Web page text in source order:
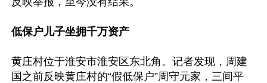
低保户儿子坐拥千万资产
黄庄村位于淮安市淮安区东北角。记者发现，周建
国之前反映黄庄村的“假低保户”周守元家，三间平